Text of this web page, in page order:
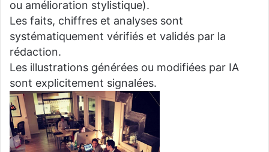
ou amélioration stylistique).
Les faits, chiffres et analyses sont
systématiquement vérifiés et validés par la
rédaction.
Les illustrations générées ou modifiées par IA
sont explicitement signalées.